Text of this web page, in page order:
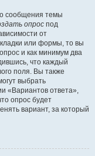
сообщения темы
опрос под
от
или формы, то вы
и как минимум два
что каждый
поля. Вы также
выбрать
«Вариантов ответа»,
опрос будет
вариант, за который